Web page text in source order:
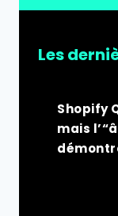
Les
Shopify
mais